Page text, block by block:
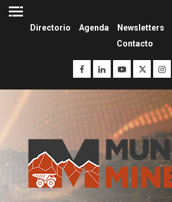
Directorio Agenda Newsletters
Contacto